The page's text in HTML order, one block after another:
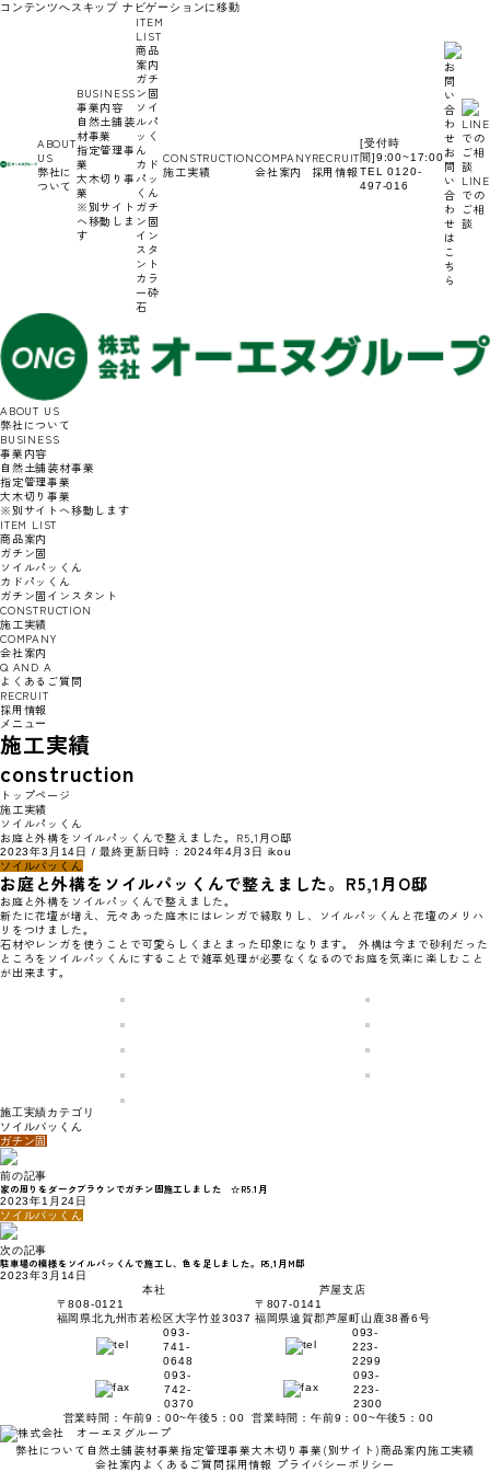
コンテンツへスキップ ナビゲーションに移動
ABOUT
US
弊社に
ついて
BUSINESS
事業内容
自然土舗装
材事業
指定管理事
業
大木切り事
業
※別サイト
へ移動しま
す
ITEM
LIST
商品
案内
ガチ
ン固
ソイ
ルパ
ッく
ん
カド
パッ
くん
ガチ
ン固
イン
スタ
ント
カラ
ー砕
石
CONSTRUCTION
施工実績
COMPANY
会社案内
RECRUIT
採用情報
[受付時
間]9:00~17:00
TEL 0120-
497-016
お
問
い
合
わ
せ
は
こ
ち
ら
LINE
での
ご相
談
ABOUT US
弊社について
BUSINESS
事業内容
自然土舗装材事業
指定管理事業
大木切り事業
※別サイトへ移動します
ITEM LIST
商品案内
ガチン固
ソイルパッくん
カドパッくん
ガチン固インスタント
CONSTRUCTION
施工実績
COMPANY
会社案内
Q AND A
よくあるご質問
RECRUIT
採用情報
メニュー
施工実績
construction
トップページ
施工実績
ソイルパッくん
お庭と外構をソイルパッくんで整えました。R5,1月O邸
2023年3月14日 / 最終更新日時 : 2024年4月3日
ikou
ソイルパッくん
お庭と外構をソイルパッくんで整えました。R5,1月O邸
お庭と外構をソイルパッくんで整えました。
新たに花壇が増え、元々あった庭木にはレンガで縁取りし、ソイルパッくんと花壇のメリハ
リをつけました。
石材やレンガを使うことで可愛らしくまとまった印象になります。 外構は今まで砂利だった
ところをソイルパッくんにすることで雑草処理が必要なくなるのでお庭を気楽に楽しむこと
が出来ます。
施工実績カテゴリ
ソイルパッくん
ガチン固
前の記事
家の周りをダークブラウンでガチン固施工しました ☆R5.1月
2023年1月24日
ソイルパッくん
次の記事
駐車場の模様をソイルパッくんで施工し、色を足しました。R5,1月M邸
2023年3月14日
本社
〒808-0121
福岡県北九州市若松区大字竹並3037
093-
741-
0648
093-
742-
0370
営業時間：午前9：00~午後5：00
芦屋支店
〒807-0141
福岡県遠賀郡芦屋町山鹿38番6号
093-
223-
2299
093-
223-
2300
営業時間：午前9：00~午後5：00
弊社について 自然土舗装材事業指定管理事業大木切り事業 (別サイト)商品案内施工実績
会社案内 よくあるご質問 採用情報 プライバシーポリシー